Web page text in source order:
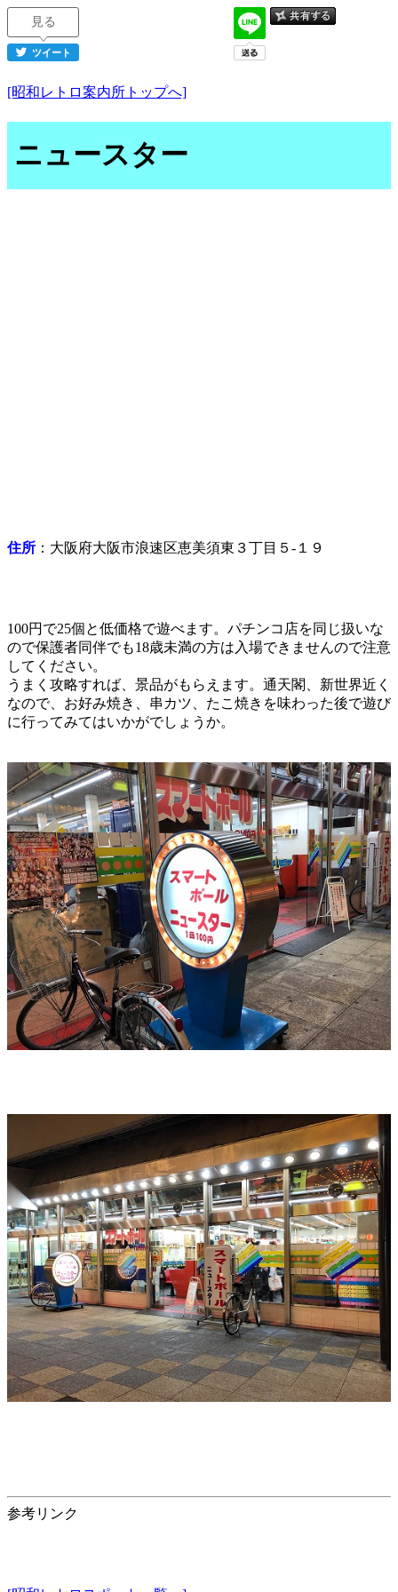
見る
ツイート
[昭和レトロ案内所トップへ]
ニュースター
住所 ：大阪府大阪市浪速区恵美須東３丁目５-１９
100円で25個と低価格で遊べます。パチンコ店を同じ扱いな
ので保護者同伴でも18歳未満の方は入場できませんので注意
してください。
うまく攻略すれば、景品がもらえます。通天閣、新世界近く
なので、お好み焼き、串カツ、たこ焼きを味わった後で遊び
に行ってみてはいかがでしょうか。
参考リンク